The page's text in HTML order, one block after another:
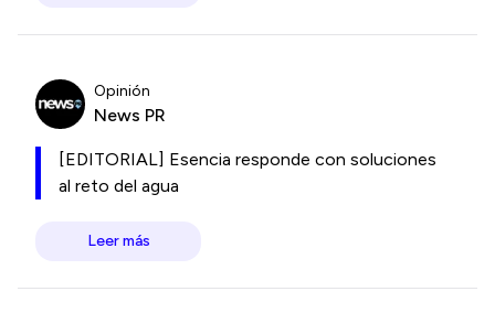
Opinión
News PR
[EDITORIAL] Esencia responde con soluciones
al reto del agua
Leer más